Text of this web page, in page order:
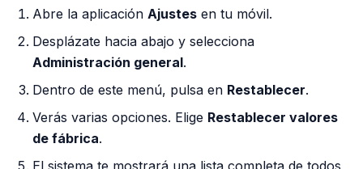
Abre la aplicación Ajustes en tu móvil.
Desplázate hacia abajo y selecciona
Administración general.
Dentro de este menú, pulsa en Restablecer.
Verás varias opciones. Elige Restablecer valores
de fábrica.